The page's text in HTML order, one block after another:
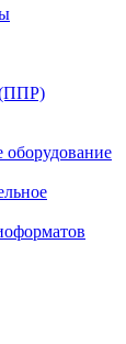
(ППР)
оборудование